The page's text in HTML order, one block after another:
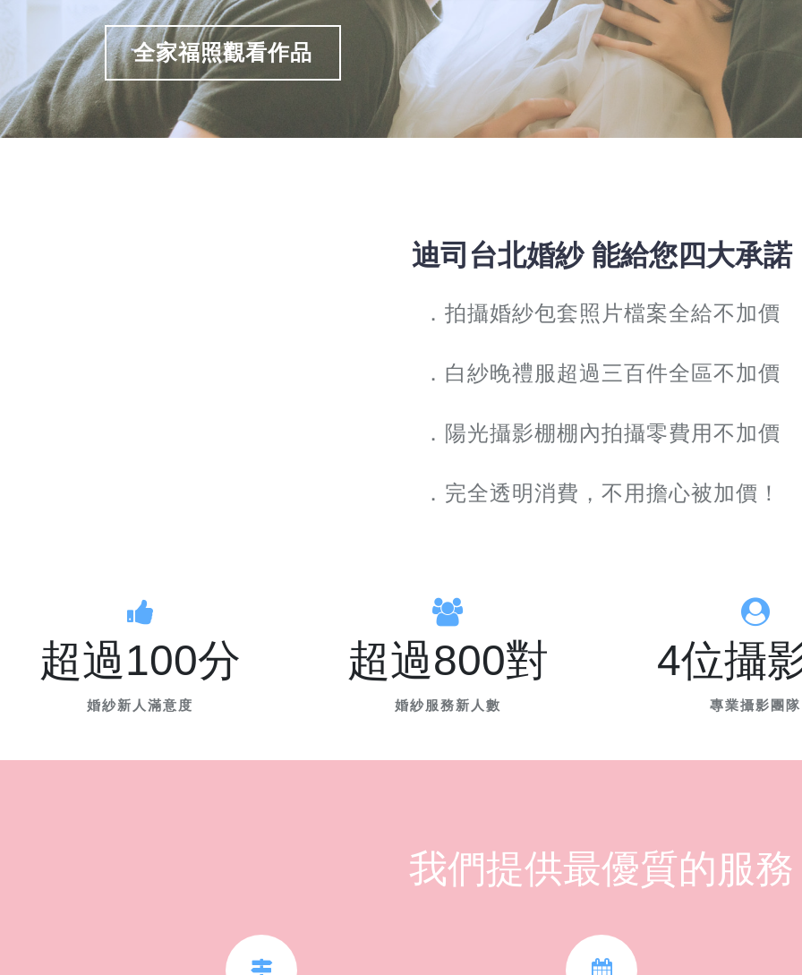
全家福照觀看作品
迪司台北婚紗 能給您四大承諾
．拍攝婚紗包套照片檔案全給不加價
．白紗晚禮服超過三百件全區不加價
．陽光攝影棚棚內拍攝零費用不加價
．完全透明消費，不用擔心被加價！
超過100分
婚紗新人滿意度
超過800對
婚紗服務新人數
4位攝
專業攝影團隊
我們提供最優質的服務